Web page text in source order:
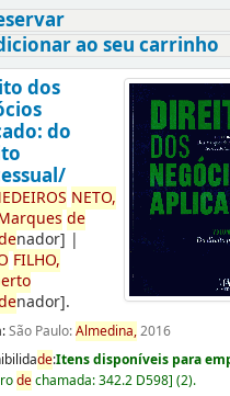
ao seu carrinho
dos
do
DEIROS NETO,
de
nador] |
FILHO,
nador].
São Paulo:Almedina,2016
de:Itens disponíveis para
dechamada:342.2 D598] (2).